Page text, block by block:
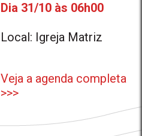
Dia 31/10 às 06h00
Local: Igreja Matriz
Veja a agenda completa
>>>